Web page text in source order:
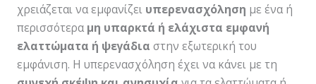
χρειάζεται να εμφανίζει υπερενασχόληση με ένα ή
περισσότερα μη υπαρκτά ή ελάχιστα εμφανή
ελαττώματα ή ψεγάδια στην εξωτερική του
εμφάνιση. Η υπερενασχόληση έχει να κάνει με τη